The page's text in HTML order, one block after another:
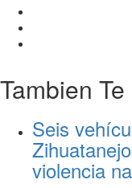
Tambien
Seis
violencia